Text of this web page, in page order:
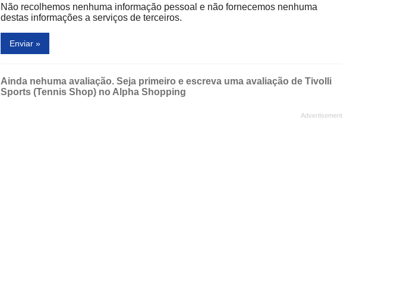
Não recolhemos nenhuma informação pessoal e não fornecemos nenhuma
destas informações a serviços de terceiros.
Enviar »
Ainda nehuma avaliação. Seja primeiro e escreva uma avaliação de Tivolli
Sports (Tennis Shop) no Alpha Shopping